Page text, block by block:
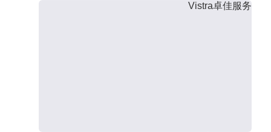
Vistra卓佳服务